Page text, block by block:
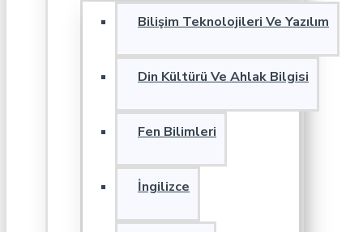
Bilişim Teknolojileri Ve Yazılım
Din Kültürü Ve Ahlak Bilgisi
Fen Bilimleri
İngilizce